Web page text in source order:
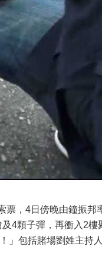
票，4日傍晚由鐘振邦
4顆子彈，再衝入2樓
」包括賭場劉姓主持